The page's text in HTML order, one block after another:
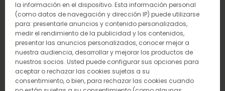
la información en el dispositivo. Esta información personal
(como datos de navegación y dirección IP) puede utilizarse
para: presentarle anuncios y contenido personalizados,
medir el rendimiento de la publicidad y los contenidos,
presentar las anuncios personalizados, conocer mejor a
nuestra audiencia, desarrollar y mejorar los productos de
nuestros socios. Usted puede configurar sus opciones para
aceptar o rechazar las cookies sujetas a su
consentimiento, o bien, para rechazar las cookies cuando